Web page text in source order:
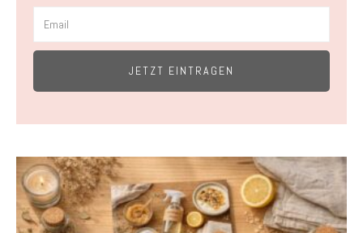
JETZT EINTRAGEN